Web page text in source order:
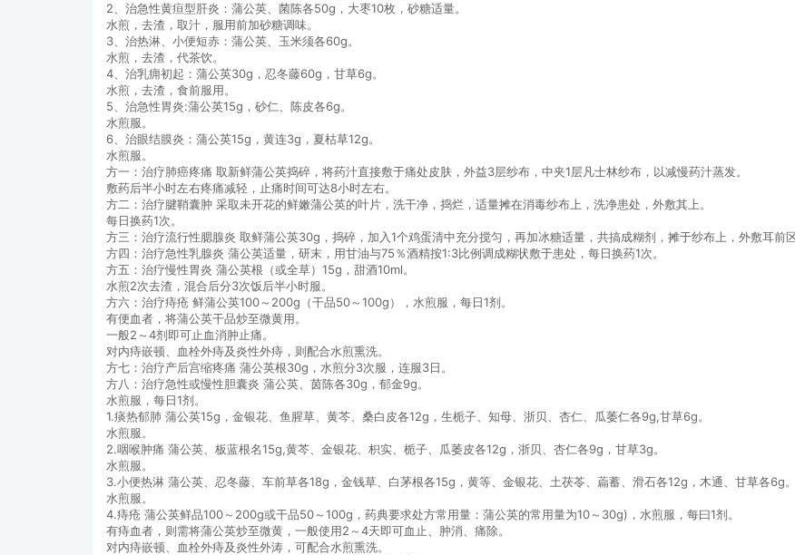
2、治急性黄疸型肝炎：蒲公英、菌陈各50g，大枣10枚，砂糖适量。
水煎，去渣，取汁，服用前加砂糖调味。
3、治热淋、小便短赤：蒲公英、玉米须各60g。
水煎，去渣，代茶饮。
4、治乳痈初起：蒲公英30g，忍冬藤60g，甘草6g。
水煎，去渣，食前服用。
5、治急性胃炎:蒲公英15g，砂仁、陈皮各6g。
水煎服。
6、治眼结膜炎：蒲公英15g，黄连3g，夏枯草12g。
水煎服。
方一：治疗肺癌疼痛 取新鲜蒲公英捣碎，将药汁直接敷于痛处皮肤，外益3层纱布，中夹1层凡士林纱布，以减慢药汁蒸发。
敷药后半小时左右疼痛减轻，止痛时间可达8小时左右。
方二：治疗腱鞘囊肿 采取未开花的鲜嫩蒲公英的叶片，洗干净，捣烂，适量摊在消毒纱布上，洗净患处，外敷其上。
每日换药1次。
方三：治疗流行性腮腺炎 取鲜蒲公英30g，捣碎，加入1个鸡蛋清中充分搅匀，再加冰糖适量，共搞成糊剂，摊于纱布上，外敷耳前
方四：治疗急性乳腺炎 蒲公英适量，研末，用甘油与75％酒精按1:3比例调成糊状敷于患处，每日换药1次。
方五：治疗慢性胃炎 蒲公英根（或全草）15g，甜酒10ml。
水煎2次去渣，混合后分3次饭后半小时服。
方六：治疗痔疮 鲜蒲公英100～200g（干品50～100g），水煎服，每日1剂。
有便血者，将蒲公英干品炒至微黄用。
一般2～4剂即可止血消肿止痛。
对内痔嵌顿、血栓外痔及炎性外痔，则配合水煎熏洗。
方七：治疗产后宫缩疼痛 蒲公英根30g，水煎分3次服，连服3日。
方八：治疗急性或慢性胆囊炎 蒲公英、茵陈各30g，郁金9g。
水煎服，每日1剂。
1.痰热郁肺 蒲公英15g，金银花、鱼腥草、黄芩、桑白皮各12g，生栀子、知母、浙贝、杏仁、瓜萎仁各9g,甘草6g。
水煎服。
2.咽喉肿痛 蒲公英、板蓝根名15g,黄芩、金银花、枳实、栀子、瓜萎皮各12g，浙贝、杏仁各9g，甘草3g。
水煎服。
3.小便热淋 蒲公英、忍冬藤、车前草各18g，金钱草、白茅根各15g，黄等、金银花、土茯苓、萹蓄、滑石各12g，木通、甘草各6g。
水煎服。
4.痔疮 蒲公英鲜品100～200g或干品50～100g，药典要求处方常用量：蒲公英的常用量为10～30g)，水煎服，每曰1剂。
有痔血者，则需将蒲公英炒至微黄，一般使用2～4天即可血止、肿消、痛除。
对内痔嵌顿、血栓外痔及炎性外涛，可配合水煎熏洗。